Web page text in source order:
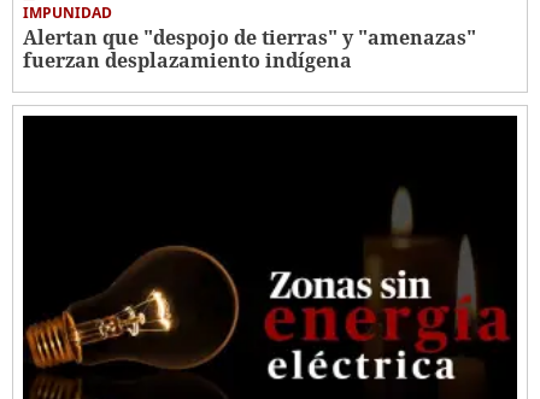
IMPUNIDAD
Alertan que "despojo de tierras" y "amenazas"
fuerzan desplazamiento indígena